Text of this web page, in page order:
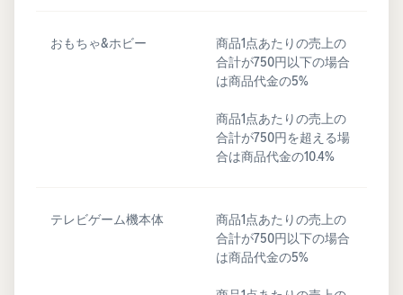
おもちゃ&ホビー
商品1点あたりの売上の
合計が750円以下の場合
は商品代金の5%
商品1点あたりの売上の
合計が750円を超える場
合は商品代金の10.4%
テレビゲーム機本体
商品1点あたりの売上の
合計が750円以下の場合
は商品代金の5%